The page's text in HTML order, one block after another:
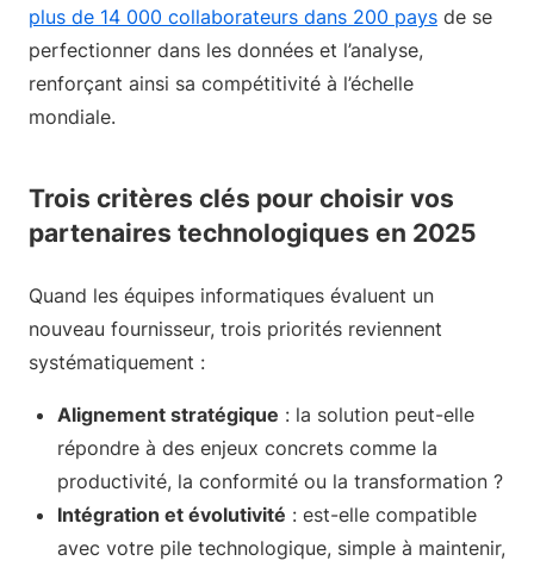
plus de 14 000 collaborateurs dans 200 pays de se
perfectionner dans les données et l’analyse,
renforçant ainsi sa compétitivité à l’échelle
mondiale.
Trois critères clés pour choisir vos
partenaires technologiques en 2025
Quand les équipes informatiques évaluent un
nouveau fournisseur, trois priorités reviennent
systématiquement :
Alignement stratégique : la solution peut-elle
répondre à des enjeux concrets comme la
productivité, la conformité ou la transformation ?
Intégration et évolutivité : est-elle compatible
avec votre pile technologique, simple à maintenir,